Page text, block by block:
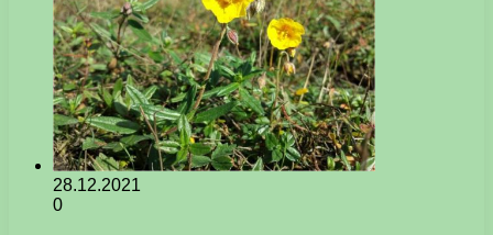
28.12.2021
0